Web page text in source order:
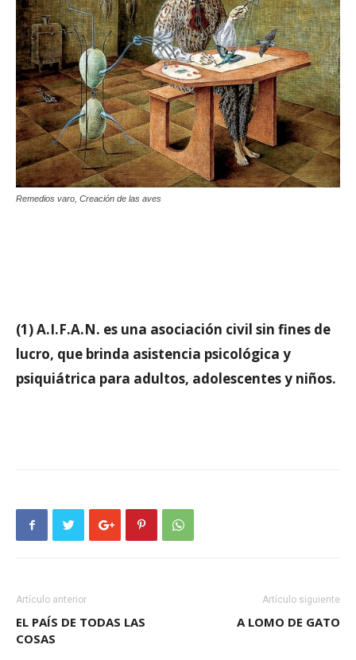
Remedios varo, Creación de las aves
(1) A.I.F.A.N. es una asociación civil sin fines de
lucro, que brinda asistencia psicológica y
psiquiátrica para adultos, adolescentes y niños.
Artículo anterior
EL PAÍS DE TODAS LAS
COSAS
Artículo siguiente
A LOMO DE GATO